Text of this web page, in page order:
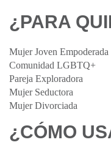
¿PARA
Mujer Joven Empoderada
Comunidad LGBTQ+
Pareja Exploradora
Mujer Seductora
Mujer Divorciada
¿CÓMO